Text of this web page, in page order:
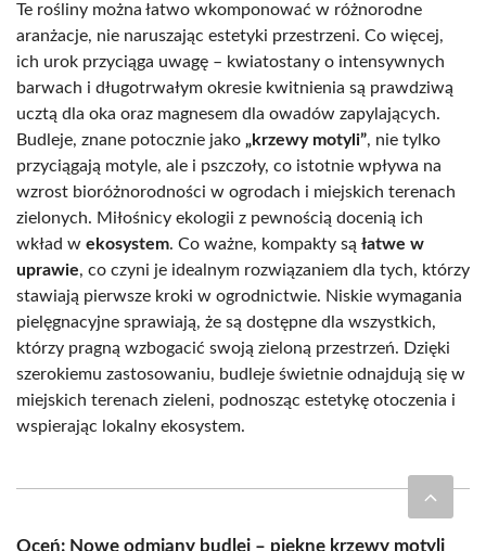
Te rośliny można łatwo wkomponować w różnorodne
aranżacje, nie naruszając estetyki przestrzeni. Co więcej,
ich urok przyciąga uwagę – kwiatostany o intensywnych
barwach i długotrwałym okresie kwitnienia są prawdziwą
ucztą dla oka oraz magnesem dla owadów zapylających.
Budleje, znane potocznie jako „krzewy motyli”, nie tylko
przyciągają motyle, ale i pszczoły, co istotnie wpływa na
wzrost bioróżnorodności w ogrodach i miejskich terenach
zielonych. Miłośnicy ekologii z pewnością docenią ich
wkład w ekosystem. Co ważne, kompakty są łatwe w
uprawie, co czyni je idealnym rozwiązaniem dla tych, którzy
stawiają pierwsze kroki w ogrodnictwie. Niskie wymagania
pielęgnacyjne sprawiają, że są dostępne dla wszystkich,
którzy pragną wzbogacić swoją zieloną przestrzeń. Dzięki
szerokiemu zastosowaniu, budleje świetnie odnajdują się w
miejskich terenach zieleni, podnosząc estetykę otoczenia i
wspierając lokalny ekosystem.
Oceń: Nowe odmiany budlei – piękne krzewy motyli